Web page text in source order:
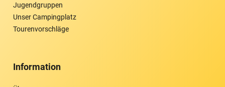
Jugendgruppen
Unser Campingplatz
Tourenvorschläge
Information